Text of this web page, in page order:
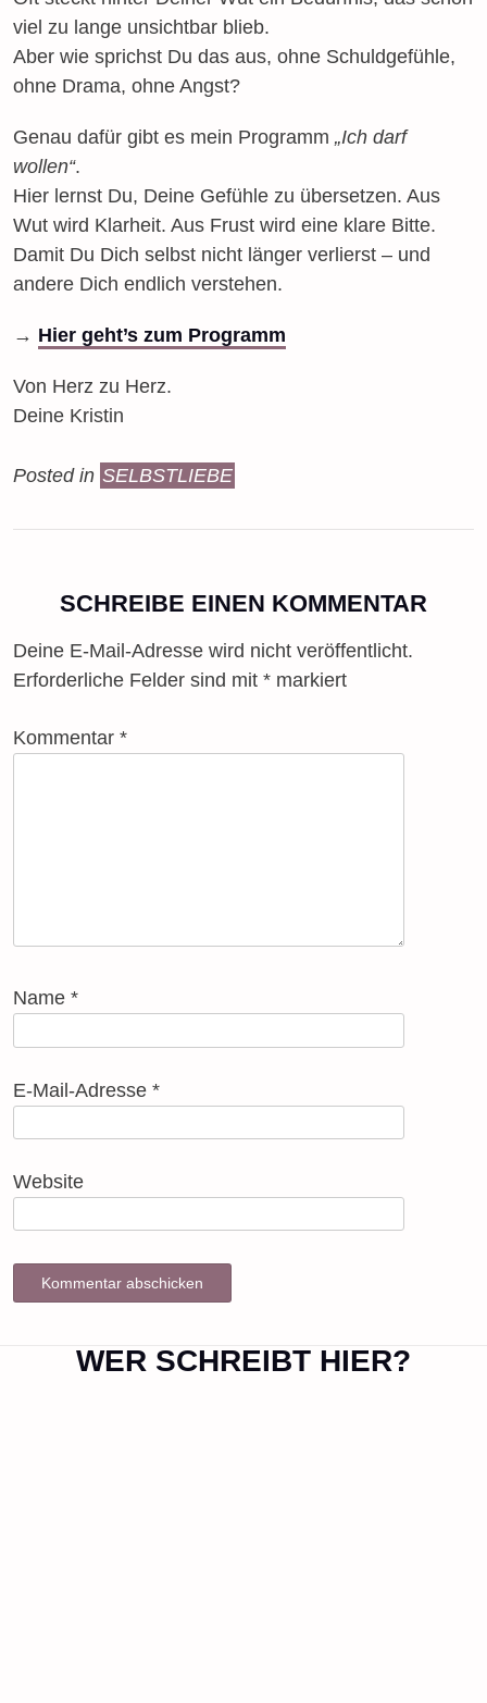
viel zu lange unsichtbar blieb.
Aber wie sprichst Du das aus, ohne Schuldgefühle,
ohne Drama, ohne Angst?
Genau dafür gibt es mein Programm „Ich darf
wollen“.
Hier lernst Du, Deine Gefühle zu übersetzen. Aus
Wut wird Klarheit. Aus Frust wird eine klare Bitte.
Damit Du Dich selbst nicht länger verlierst – und
andere Dich endlich verstehen.
→ Hier geht’s zum Programm
Von Herz zu Herz.
Deine Kristin
Posted in SELBSTLIEBE
navigationSCHREIBE EINEN KOMMENTAR
Deine E-Mail-Adresse wird nicht veröffentlicht.
Erforderliche Felder sind mit * markiert
Kommentar *
Name *
E-Mail-Adresse *
Website
WER SCHREIBT HIER?